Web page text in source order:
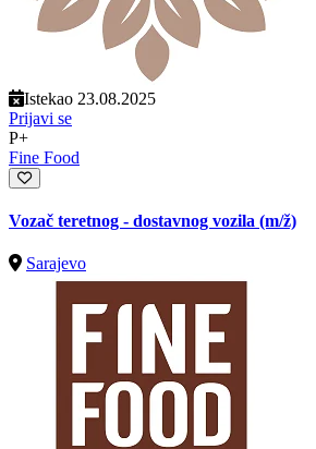
Istekao 23.08.2025
Prijavi se
P+
Fine Food
Vozač teretnog - dostavnog vozila (m/ž)
Sarajevo